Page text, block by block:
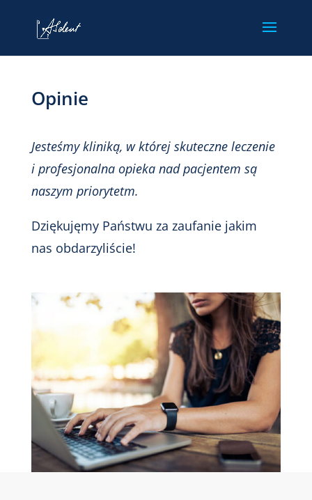
Opinie
Jesteśmy kliniką, w której skuteczne leczenie
i profesjonalna opieka nad pacjentem są
naszym priorytetm.
Dziękujęmy Państwu za zaufanie jakim
nas obdarzyliście!